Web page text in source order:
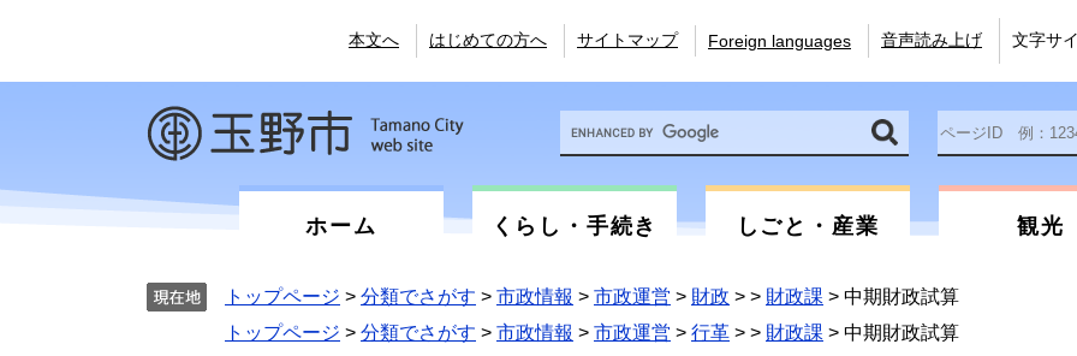
の
す。
ー
し
本文へ はじめての方へ サイトマップ Foreign languages 音声読み上げ 文字サ
カ
タ
ム
ID
を
ホーム くらし・手続き しごと・産業 観光
トップページ > 分類でさがす > 市政情報 > 市政運営 > 財政 > > 財政課 > 中期財政試算
トップページ > 分類でさがす > 市政情報 > 市政運営 > 行革 > > 財政課 > 中期財政試算